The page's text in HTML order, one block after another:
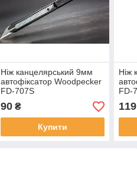
Ніж канцелярський 9мм
автофіксатор Woodpecker
FD-707S
90₴
Купити
Ніж
FD-
119